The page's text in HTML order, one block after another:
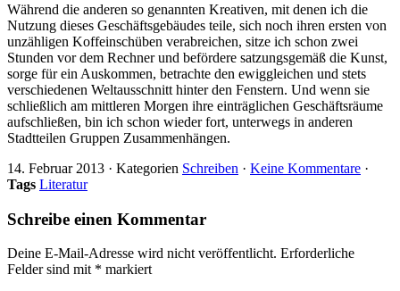
Während die anderen so genannten Kreativen, mit denen ich die
Nutzung dieses Geschäftsgebäudes teile, sich noch ihren ersten von
unzähligen Koffeinschüben verabreichen, sitze ich schon zwei
Stunden vor dem Rechner und befördere satzungsgemäß die Kunst,
sorge für ein Auskommen, betrachte den ewiggleichen und stets
verschiedenen Weltausschnitt hinter den Fenstern. Und wenn sie
schließlich am mittleren Morgen ihre einträglichen Geschäftsräume
aufschließen, bin ich schon wieder fort, unterwegs in anderen
Stadtteilen Gruppen Zusammenhängen.
14. Februar 2013 · Kategorien Schreiben · Keine Kommentare ·
Tags Literatur
Schreibe einen Kommentar
Deine E-Mail-Adresse wird nicht veröffentlicht. Erforderliche
Felder sind mit * markiert